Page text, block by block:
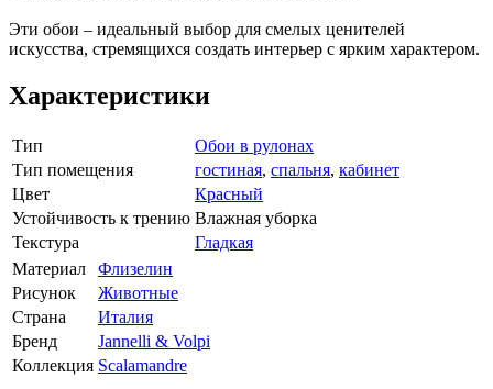
Эти обои – идеальный выбор для смелых ценителей
искусства, стремящихся создать интерьер с ярким характером.
Характеристики
Тип
Обои в рулонах
Тип помещения
гостиная, спальня, кабинет
Цвет
Красный
Устойчивость к трению Влажная уборка
Текстура
Гладкая
Материал
Флизелин
Рисунок
Животные
Страна
Италия
Бренд
Jannelli & Volpi
Коллекция Scalamandre